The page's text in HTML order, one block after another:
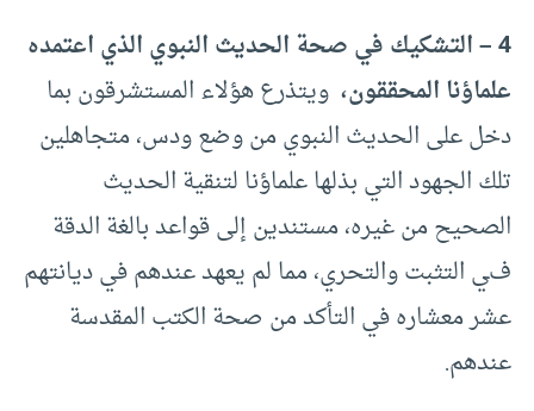
4 – التشكيك في صحة الحديث النبوي الذي اعتمده
علماؤنا المحققون، ويتذرع هؤلاء المستشرقون بما
دخل على الحديث النبوي من وضع ودس، متجاهلين
تلك الجهود التي بذلها علماؤنا لتنقية الحديث
الصحيح من غيره، مستندين إلى قواعد بالغة الدقة
في التثبت والتحري، مما لم يعهد عندهم في ديانتهم
عشر معشاره في التأكد من صحة الكتب المقدسة
عندهم.